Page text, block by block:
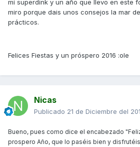
mi superdink y un año que llevo en este
miro porque dais unos consejos la mar
prácticos.
Felices Fiestas y un próspero 2016 :ole
Nicas
Publicado 21 de Diciembre del
Bueno, pues como dice el encabezado
prospero Año, que lo paséis bien y